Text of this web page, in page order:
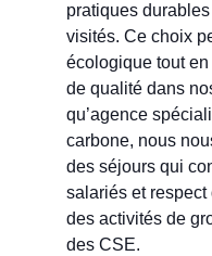
pratiques
visités. Ce choix
écologique tout
de qualité dans
qu’agence
carbone, nous
des séjours qui
salariés et
des activités de
des CSE.